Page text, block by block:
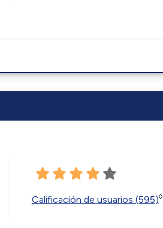
Calificación de usuarios (595)◊